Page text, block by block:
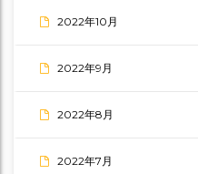
2022年10月
2022年9月
2022年8月
2022年7月